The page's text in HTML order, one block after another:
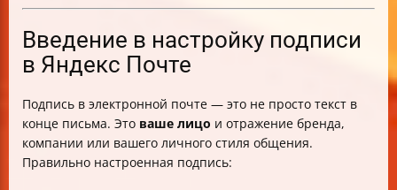
Введение в настройку подписи
в Яндекс Почте
Подпись в электронной почте — это не просто текст в
конце письма. Это ваше лицо и отражение бренда,
компании или вашего личного стиля общения.
Правильно настроенная подпись: